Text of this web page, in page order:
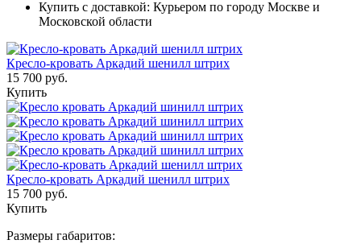
Купить с доставкой: Курьером по городу Москве и
Московской области
Кресло-кровать Аркадий шенилл штрих
15 700 руб.
Купить
Кресло-кровать Аркадий шенилл штрих
15 700 руб.
Купить
Размеры габаритов: